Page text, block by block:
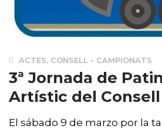
ACTES, CONSELL - CAMPIONATS
3ª Jornada de
Artístic del
El sábado 9 de marzo por la